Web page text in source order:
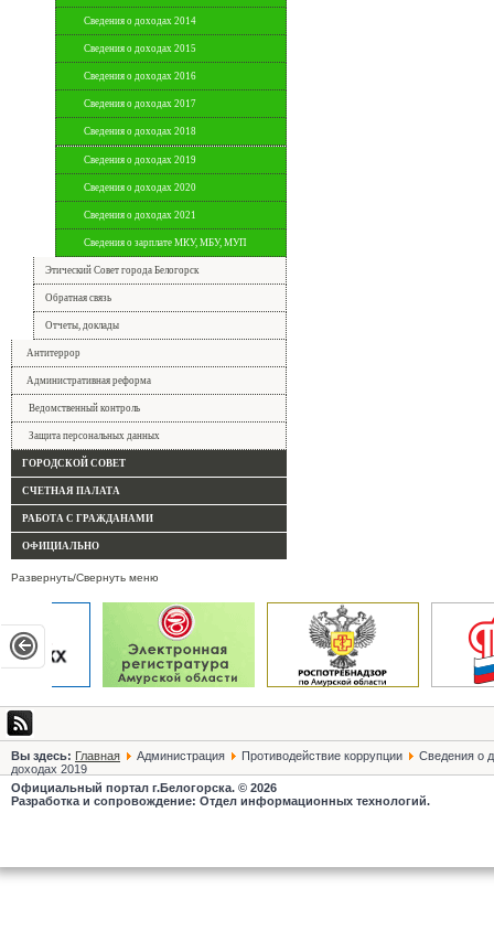
Сведения о доходах 2014
Сведения о доходах 2015
Сведения о доходах 2016
Сведения о доходах 2017
Сведения о доходах 2018
Сведения о доходах 2019
Сведения о доходах 2020
Сведения о доходах 2021
Сведения о зарплате МКУ, МБУ, МУП
Этический Совет города Белогорск
Обратная связь
Отчеты, доклады
Антитеррор
Административная реформа
Ведомственный контроль
Защита персональных данных
ГОРОДСКОЙ СОВЕТ
СЧЕТНАЯ ПАЛАТА
РАБОТА С ГРАЖДАНАМИ
ОФИЦИАЛЬНО
Развернуть/Свернуть меню
Вы здесь: Главная Администрация Противодействие коррупции
Сведения о
доходах 2019
Официальный портал г.Белогорска. © 2026
Разработка и сопровождение: Отдел информационных технологий.